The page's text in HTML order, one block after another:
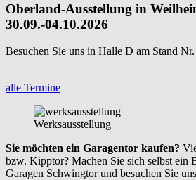
Oberland-Ausstellung in
30.09.-04.10.2026
Besuchen Sie uns in Halle D am Stand Nr.
alle Termine
Werksausstellung
Sie möchten ein Garagentor kaufen?
bzw. Kipptor? Machen Sie sich selbst ein
Garagen Schwingtor und besuchen Sie